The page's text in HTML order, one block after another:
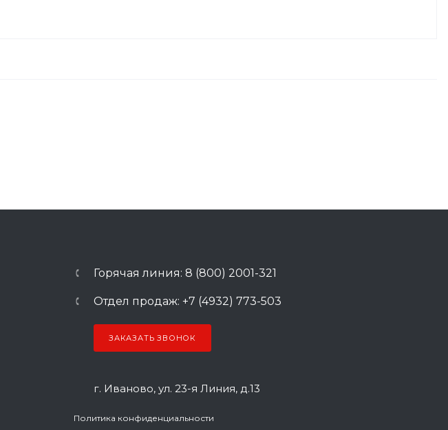
Горячая линия: 8 (800) 2001-321
Отдел продаж: +7 (4932) 773-503
ЗАКАЗАТЬ ЗВОНОК
г. Иваново, ул. 23-я Линия, д.13
Политика конфиденциальности